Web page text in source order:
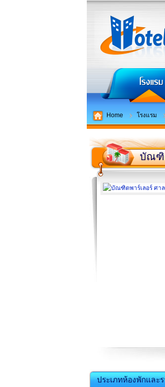
Home โรงแรม
บัณฑิ
ประเภทห้องพักและ